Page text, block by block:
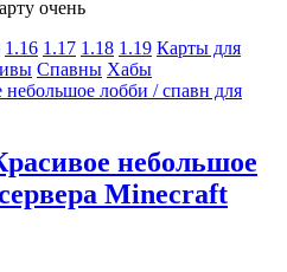
очень
1.16 1.17 1.18 1.19 Карты для
Спавны Хабы
небольшое
Minecraft